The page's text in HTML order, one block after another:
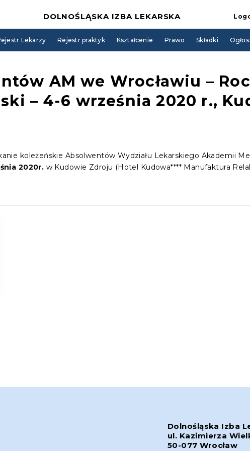
DOLNOŚLĄSKA IZBA LEKARSKA
Lekarzy Rejestr praktyk Kształcenie Prawo Składki
AM we Wrocławiu –
– 4-6 września 2020 r.,
koleżeńskie Absolwentów Wydziału Lekarskiego Akademii
2020r. w Kudowie Zdroju (Hotel Kudowa**** Manufaktura
Dolnośląska Izba
ul. Kazimierza
50-077 Wrocław